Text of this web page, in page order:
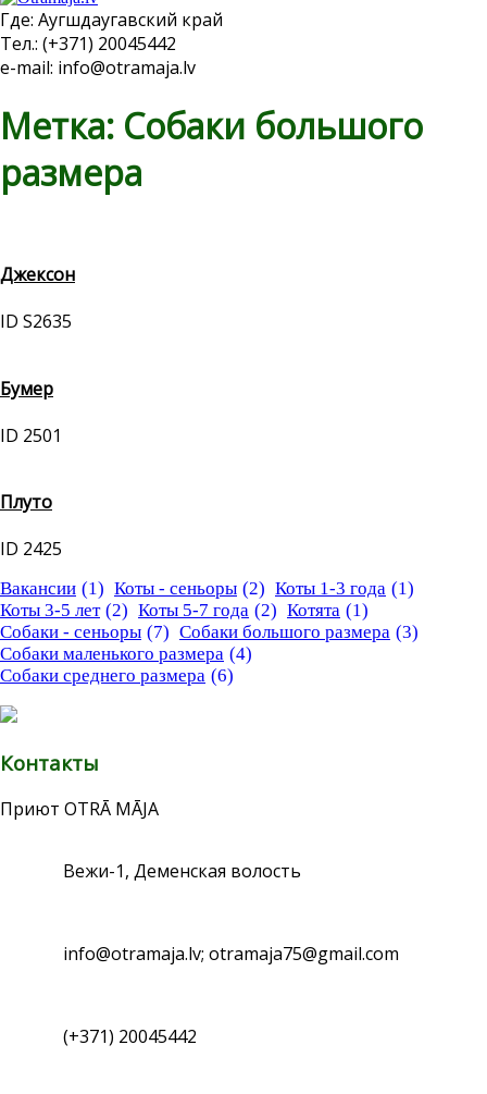
Где: Аугшдаугавский край
Тел.: (+371) 20045442
e-mail: info@otramaja.lv
Метка: Собаки большого
размера
Джексон
ID S2635
Бумер
ID 2501
Плуто
ID 2425
Вакансии (1) Коты - сеньоры (2) Коты 1-3 года (1)
Коты 3-5 лет (2) Коты 5-7 года (2) Котята (1)
Собаки - сеньоры (7) Собаки большого размера (3)
Собаки маленького размера (4)
Собаки среднего размера (6)
Контакты
Приют OTRĀ MĀJA
Вежи-1, Деменская волость
info@otramaja.lv; otramaja75@gmail.com
(+371) 20045442